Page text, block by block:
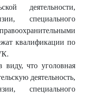
деятельности,
специального
квалификации по
что уголовная
деятельность,
специального